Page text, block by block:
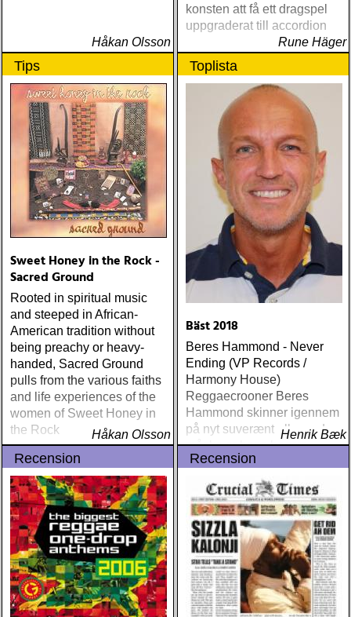
Håkan Olsson
konsten att få ett dragspel
uppgraderat till accordion
Rune Häger
Tips
Sweet Honey in the Rock -
Sacred Ground
Rooted in spiritual music
and steeped in African-
American tradition without
being preachy or heavy-
handed, Sacred Ground
pulls from the various faiths
and life experiences of the
women of Sweet Honey in
the Rock
Håkan Olsson
Toplista
Bäst 2018
Beres Hammond - Never
Ending (VP Records /
Harmony House)
Reggaecrooner Beres
Hammond skinner igennem
på nyt suverænt album, der
måske er hans bedste
gennem tiderne
Henrik Bæk
Recension Recension